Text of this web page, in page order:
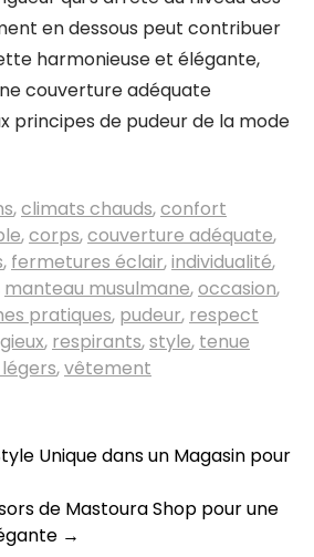
en dessous peut contribuer
harmonieuse et élégante,
couverture adéquate
principes de pudeur de la mode
,climats chauds,confort
,corps,couverture adéquate,
, fermetures éclair,individualité,
manteau musulmane,occasion,
pratiques, pudeur, respect
, respirants,style, tenue
,vêtement
Unique dans un Magasin pour
de Mastoura Shop pour une
→